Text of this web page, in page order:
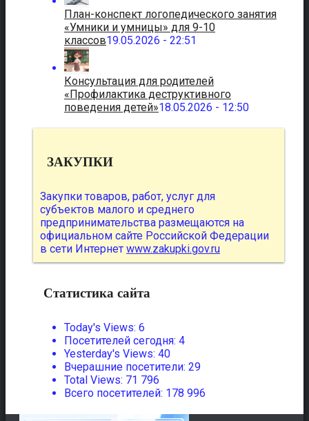
План-конспект логопедического занятия
«Умники и умницы» для 9-10
классов19.05.2026 - 22:51
Консультация для родителей
«Профилактика деструктивного
поведения детей»18.05.2026 - 12:50
ЗАКУПКИ
Закупки товаров, работ, услуг для
субъектов малого и среднего
предпринимательства размещаются на
официальном сайте Российской Федерации
в сети Интернет www.zakupki.gov.ru
Статистика сайта
Today's Views: 6
Посетителей сегодня: 4
Yesterday's Views: 40
Вчерашние посетители: 29
Total Views: 71 796
Всего посетителей: 178 996